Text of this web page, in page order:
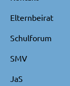
Elternbeirat
Schulforum
SMV
JaS